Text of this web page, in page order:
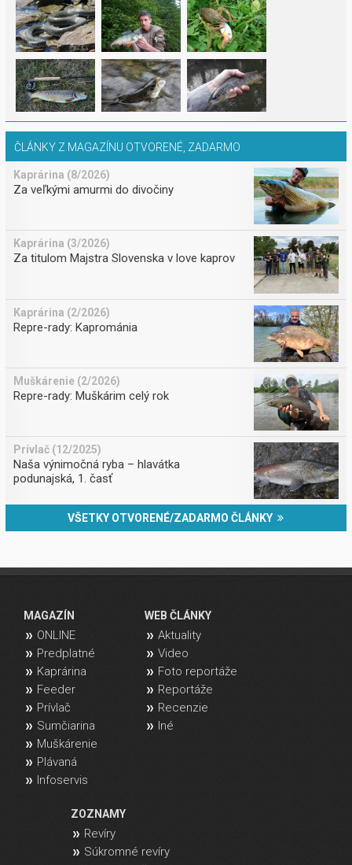
ČLÁNKY Z MAGAZÍNU OTVORENÉ, ZADARMO
Kaprárina (8/2026)
Za veľkými amurmi do divočiny
Kaprárina (3/2026)
Za titulom Majstra Slovenska v love kaprov
Kaprárina (2/2026)
Repre-rady: Kaprománia
Muškárenie (2/2026)
Repre-rady: Muškárim celý rok
Prívlač (12/2025)
Naša výnimočná ryba – hlavátka
podunajská, 1. časť
VŠETKY OTVORENÉ/ZADARMO ČLÁNKY
MAGAZÍN
ONLINE
Predplatné
Kaprárina
Feeder
Prívlač
Sumčiarina
Muškárenie
Plávaná
Infoservis
WEB ČLÁNKY
Aktuality
Video
Foto reportáže
Reportáže
Recenzie
Iné
ZOZNAMY
Revíry
Súkromné revíry